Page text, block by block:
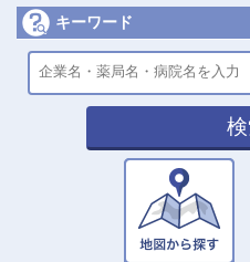
キーワード